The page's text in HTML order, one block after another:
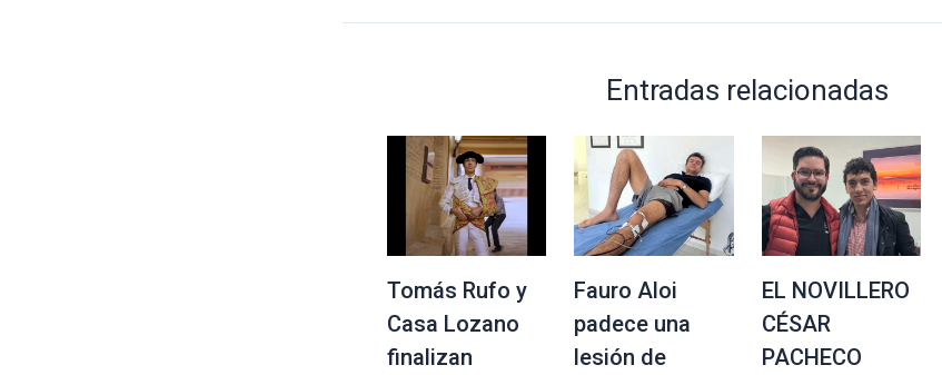
Entradas relacionadas
Tomás Rufo y
Casa Lozano
finalizan
Fauro Aloi
padece una
lesión de
EL NOVILLERO
CÉSAR
PACHECO